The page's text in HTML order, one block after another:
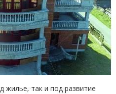
жилье, так и под развитие